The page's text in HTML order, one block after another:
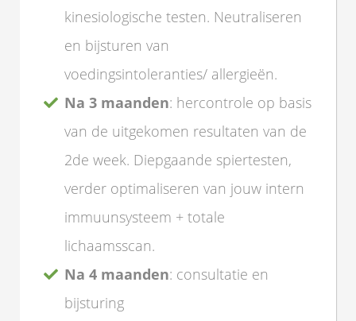
kinesiologische testen. Neutraliseren
en bijsturen van
voedingsintoleranties/ allergieën.
Na 3 maanden: hercontrole op basis
van de uitgekomen resultaten van de
2de week. Diepgaande spiertesten,
verder optimaliseren van jouw intern
immuunsysteem + totale
lichaamsscan.
Na 4 maanden: consultatie en
bijsturing